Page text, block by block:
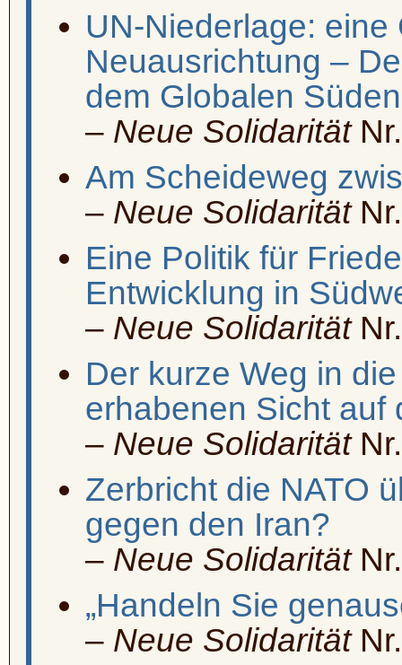
UN-Niederlage: eine
Neuausrichtung –
dem Globalen
– Neue Solidarität
Am Scheideweg
– Neue Solidarität
Eine Politik für
Entwicklung in
– Neue Solidarität
Der kurze Weg in
erhabenen Sicht auf
– Neue Solidarität
Zerbricht die NATO
gegen den Iran?
– Neue Solidarität
„Handeln Sie
– Neue Solidarität